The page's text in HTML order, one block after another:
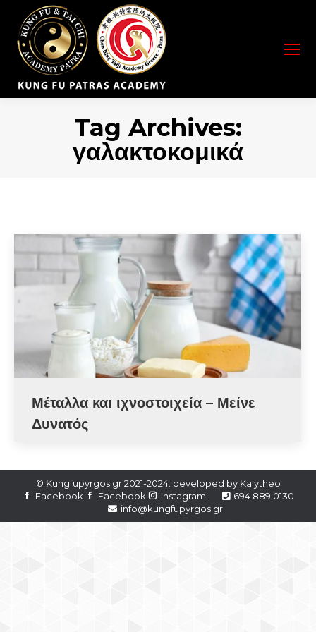
Tag Archives:
γαλακτοκομικά
Μέταλλα και ιχνοστοιχεία – Μείνε
Δυνατός
© Kungfupyrgos.gr 2021-2024. developed by Kalytheo
Facebook
Facebook Instagram
694 889 0130
info@kungfupyrgos.gr